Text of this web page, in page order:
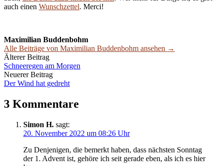
auch einen Wunschzettel. Merci!
Maximilian Buddenbohm
Alle Beiträge von Maximilian Buddenbohm ansehen →
Beitrags-
Navigation
Älterer Beitrag
Schneeregen am Morgen
Neuerer Beitrag
Der Wind hat gedreht
3 Kommentare
Simon H. sagt:
20. November 2022 um 08:26 Uhr
Zu Denjenigen, die bemerkt haben, dass nächsten Sonntag
der 1. Advent ist, gehöre ich seit gerade eben, als ich es hier